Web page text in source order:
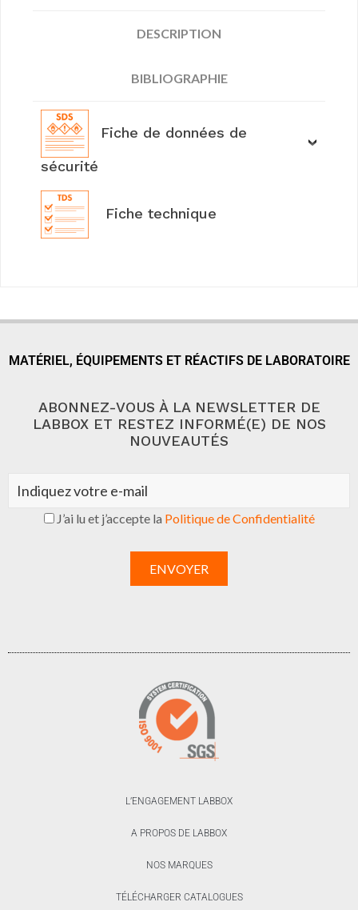
DESCRIPTION
BIBLIOGRAPHIE
Fiche de données de
sécurité
Fiche technique
MATÉRIEL, ÉQUIPEMENTS ET RÉACTIFS DE LABORATOIRE
ABONNEZ-VOUS À LA NEWSLETTER DE
LABBOX ET RESTEZ INFORMÉ(E) DE NOS
NOUVEAUTÉS
J’ai lu et j’accepte la Politique de Confidentialité
L’ENGAGEMENT LABBOX
A PROPOS DE LABBOX
NOS MARQUES
TÉLÉCHARGER CATALOGUES